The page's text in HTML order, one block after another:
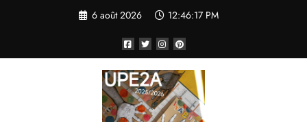
6 août 2026 12:46:18 PM